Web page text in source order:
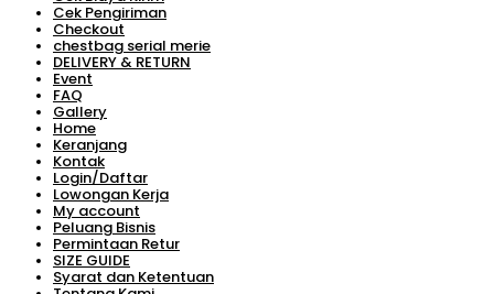
Cek Pengiriman
Checkout
chestbag serial merie
DELIVERY & RETURN
Event
FAQ
Gallery
Home
Keranjang
Kontak
Login/Daftar
Lowongan Kerja
My account
Peluang Bisnis
Permintaan Retur
SIZE GUIDE
Syarat dan Ketentuan